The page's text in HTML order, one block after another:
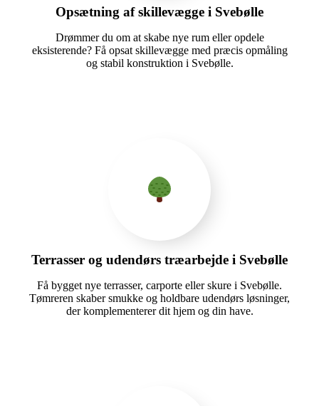
Opsætning af skillevægge i Svebølle
Drømmer du om at skabe nye rum eller opdele
eksisterende? Få opsat skillevægge med præcis opmåling
og stabil konstruktion i Svebølle.
Terrasser og udendørs træarbejde i Svebølle
Få bygget nye terrasser, carporte eller skure i Svebølle.
Tømreren skaber smukke og holdbare udendørs løsninger,
der komplementerer dit hjem og din have.